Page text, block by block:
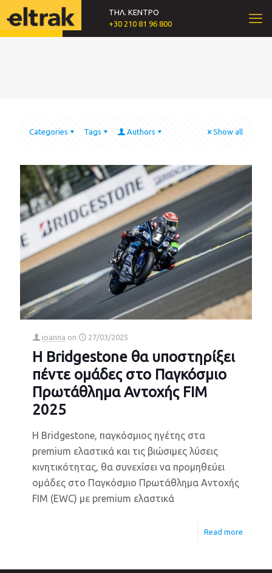
ΤΗΛ. ΚΕΝΤΡΟ
+30 210 81 96 800
Categories Tags Authors Show all
ioanna on 27/03/2025
Η Bridgestone θα υποστηρίξει
πέντε ομάδες στο Παγκόσμιο
Πρωτάθλημα Αντοχής FIM
2025
Η Bridgestone, παγκόσμιος ηγέτης στα
premium ελαστικά και τις βιώσιμες λύσεις
κινητικότητας, θα συνεχίσει να προμηθεύει
ομάδες στο Παγκόσμιο Πρωτάθλημα Αντοχής
FIM (EWC) με premium ελαστικά
Read more